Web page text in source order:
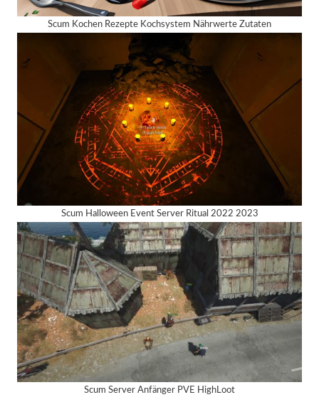
Scum Kochen Rezepte Kochsystem Nährwerte Zutaten
Scum Halloween Event Server Ritual 2022 2023
Scum Server Anfänger PVE HighLoot